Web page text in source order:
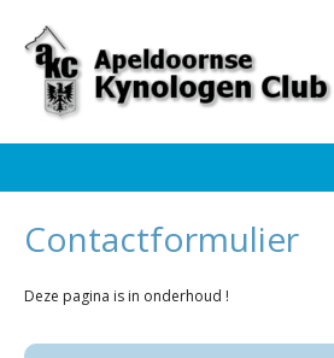
Contactformulier
Deze pagina is in onderhoud !